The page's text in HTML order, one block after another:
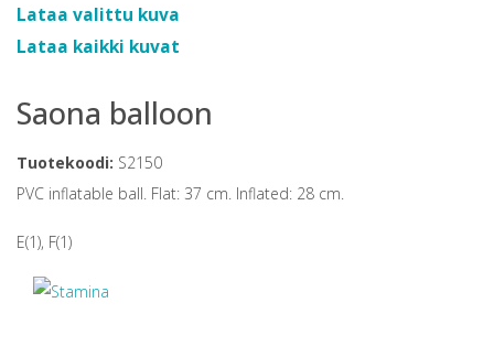
Lataa valittu kuva
Lataa kaikki kuvat
Saona balloon
Tuotekoodi: S2150
PVC inflatable ball. Flat: 37 cm. Inflated: 28 cm.
E(1), F(1)